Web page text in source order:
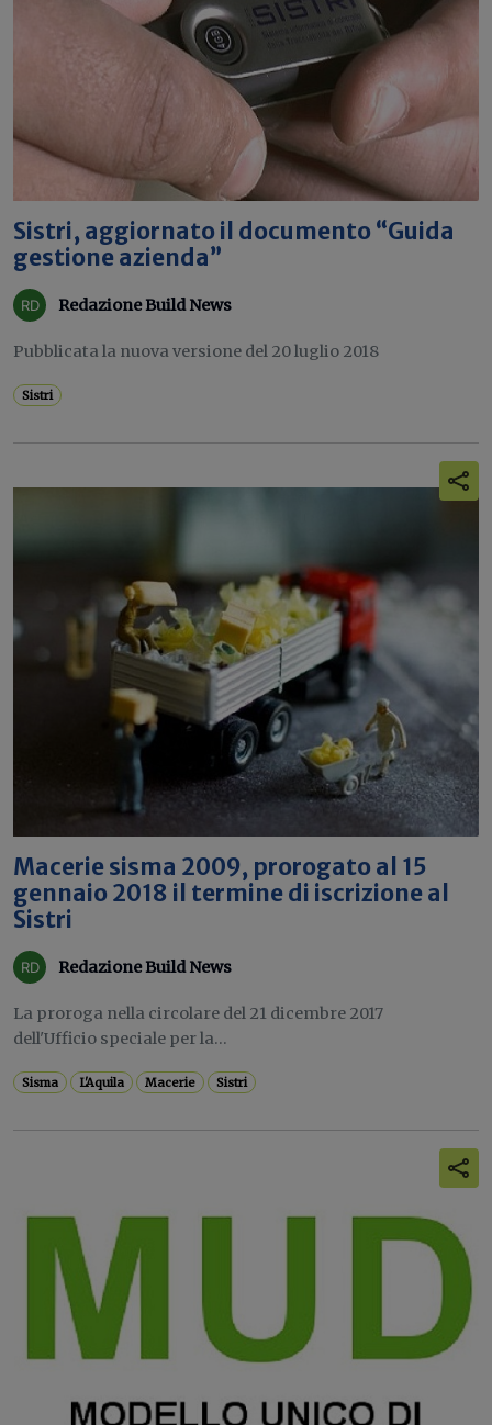
Sistri, aggiornato il documento “Guida
gestione azienda”
Redazione Build News
Pubblicata la nuova versione del 20 luglio 2018
Sistri
Macerie sisma 2009, prorogato al 15
gennaio 2018 il termine di iscrizione al
Sistri
Redazione Build News
La proroga nella circolare del 21 dicembre 2017
dell'Ufficio speciale per la...
Sisma L'Aquila Macerie Sistri